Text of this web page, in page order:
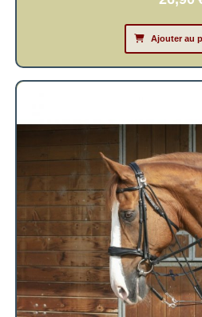
Ajouter au